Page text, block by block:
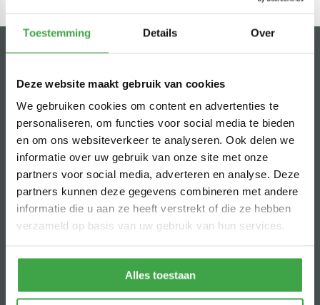
Toestemming Details Over
Deze website maakt gebruik van cookies
We gebruiken cookies om content en advertenties te
personaliseren, om functies voor social media te bieden
en om ons websiteverkeer te analyseren. Ook delen we
informatie over uw gebruik van onze site met onze
partners voor social media, adverteren en analyse. Deze
partners kunnen deze gegevens combineren met andere
informatie die u aan ze heeft verstrekt of die ze hebben
verzameld op basis van uw gebruik van hun services.
Alles toestaan
Wij zijn al ruim 25 jaar dé specialist in het maken van
(geïsoleerde) buitenverblijven, van blokhutten tot
mantelzorgwoningen. Door het hebben van een eigen
Nederlandse productiefabriek zijn wij niet afhankelijk van andere
partijen en staan wij voor onze eigen kwaliteit. Wij hebben een
breed assortiment tuinkamers, blokhutten, tuinhuizen,
houtbouw, moduhout, overkappingen, veranda's, chalets,
glaswanden, serres, recreatiewoningen, bestrating, schuttingen,
totaalplannen en meer.
Grootste overdekte Experience Center in het land
Eigen blokhutten- en houtbouw fabriek